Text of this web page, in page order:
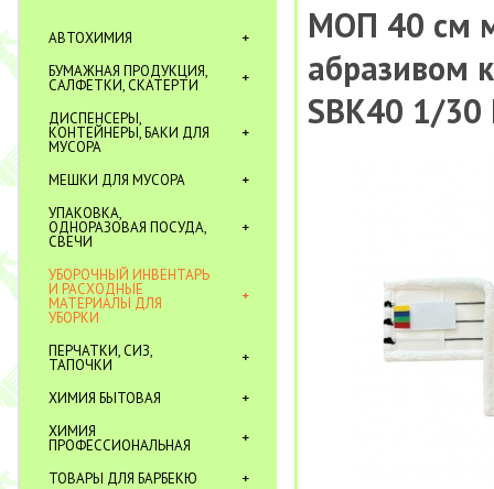
АВТОХИМИЯ
БУМАЖНАЯ ПРОДУКЦИЯ,
САЛФЕТКИ, СКАТЕРТИ
ДИСПЕНСЕРЫ,
КОНТЕЙНЕРЫ, БАКИ ДЛЯ
МУСОРА
МЕШКИ ДЛЯ МУСОРА
УПАКОВКА,
ОДНОРАЗОВАЯ ПОСУДА,
СВЕЧИ
УБОРОЧНЫЙ ИНВЕНТАРЬ
И РАСХОДНЫЕ
МАТЕРИАЛЫ ДЛЯ
УБОРКИ
ПЕРЧАТКИ, СИЗ,
ТАПОЧКИ
ХИМИЯ БЫТОВАЯ
ХИМИЯ
ПРОФЕССИОНАЛЬНАЯ
ТОВАРЫ ДЛЯ БАРБЕКЮ
МОП 40 см
абразивом
SBK40 1/30